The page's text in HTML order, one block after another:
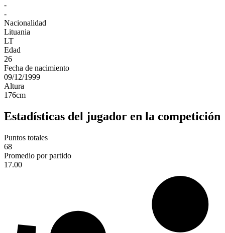
-
-
Nacionalidad
Lituania
LT
Edad
26
Fecha de nacimiento
09/12/1999
Altura
176cm
Estadísticas del jugador en la competición
Puntos totales
68
Promedio por partido
17.00